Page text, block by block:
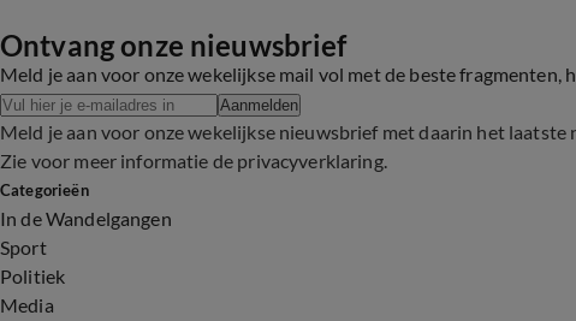
Ontvang onze nieuwsbrief
Meld je aan voor onze wekelijkse mail vol met de beste fragmenten,
Aanmelden
Meld je aan voor onze wekelijkse nieuwsbrief met daarin het
Zie voor meer informatie de privacyverklaring.
Categorieën
In de Wandelgangen
Sport
Politiek
Media